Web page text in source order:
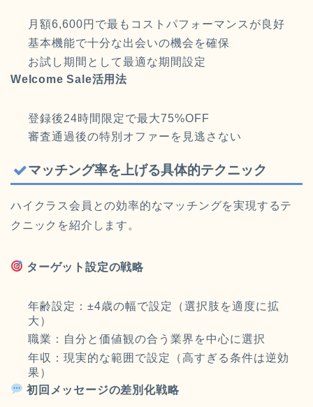
月額6,600円で最もコストパフォーマンスが良好
基本機能で十分な出会いの機会を確保
お試し期間として最適な期間設定
Welcome Sale活用法
登録後24時間限定で最大75%OFF
審査通過後の特別オファーを見逃さない
マッチング率を上げる具体的テクニック
ハイクラス会員との効率的なマッチングを実現するテ
クニックを紹介します。
ターゲット設定の戦略
年齢設定：±4歳の幅で設定（選択肢を適度に拡
大）
職業：自分と価値観の合う業界を中心に選択
年収：現実的な範囲で設定（高すぎる条件は逆効
果）
初回メッセージの差別化戦略